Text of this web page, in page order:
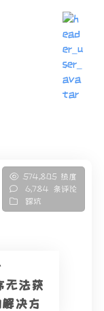
574,805 热度
6,784 条评论
踩坑
法获
决方